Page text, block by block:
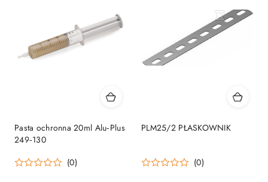
Pasta ochronna 20ml Alu‑Plus
249‑130
(0)
PLM25/2 PŁASKOWNIK
(0)